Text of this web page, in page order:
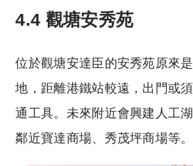
4.4 觀塘安秀苑
位於觀塘安達臣的安秀苑原來
地，距離港鐵站較遠，出門或
通工具。未來附近會興建人工
鄰近寶達商場、秀茂坪商場等。